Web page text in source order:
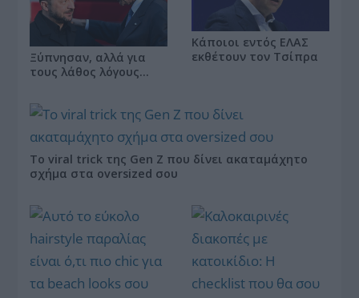
Ξύπνησαν, αλλά για
τους λάθος λόγους…
Κάποιοι εντός ΕΛΑΣ
εκθέτουν τον Τσίπρα
Το viral trick της Gen Z που δίνει ακαταμάχητο
σχήμα στα oversized σου